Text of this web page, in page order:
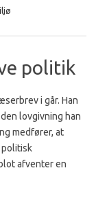
politik
i går. Han
lovgivning han
medfører, at
politisk
afventer en